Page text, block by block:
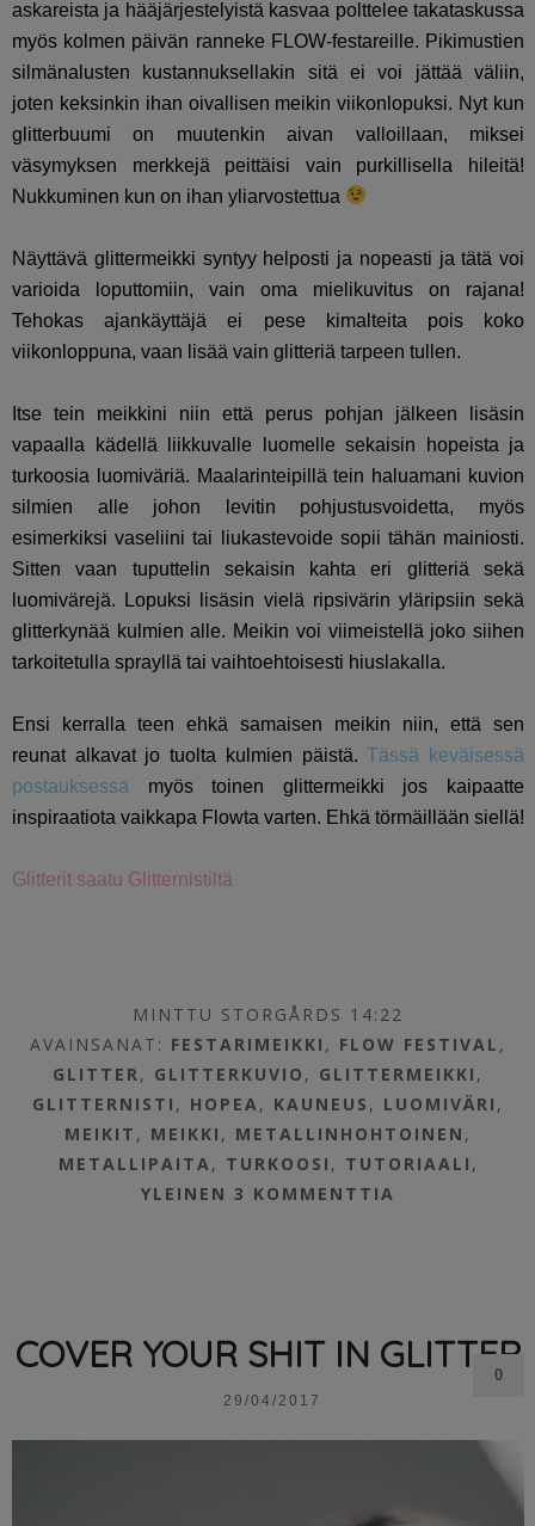
askareista ja hääjärjestelyistä kasvaa polttelee takataskussa
myös kolmen päivän ranneke FLOW-festareille. Pikimustien
silmänalusten kustannuksellakin sitä ei voi jättää väliin,
joten keksinkin ihan oivallisen meikin viikonlopuksi. Nyt kun
glitterbuumi on muutenkin aivan valloillaan, miksei
väsymyksen merkkejä peittäisi vain purkillisella hileitä!
Nukkuminen kun on ihan yliarvostettua
Näyttävä glittermeikki syntyy helposti ja nopeasti ja tätä voi
varioida loputtomiin, vain oma mielikuvitus on rajana!
Tehokas ajankäyttäjä ei pese kimalteita pois koko
viikonloppuna, vaan lisää vain glitteriä tarpeen tullen.
Itse tein meikkini niin että perus pohjan jälkeen lisäsin
vapaalla kädellä liikkuvalle luomelle sekaisin hopeista ja
turkoosia luomiväriä. Maalarinteipillä tein haluamani kuvion
silmien alle johon levitin pohjustusvoidetta, myös
esimerkiksi vaseliini tai liukastevoide sopii tähän mainiosti.
Sitten vaan tuputtelin sekaisin kahta eri glitteriä sekä
luomivärejä. Lopuksi lisäsin vielä ripsivärin yläripsiin sekä
glitterkynää kulmien alle. Meikin voi viimeistellä joko siihen
tarkoitetulla sprayllä tai vaihtoehtoisesti hiuslakalla.
Ensi kerralla teen ehkä samaisen meikin niin, että sen
reunat alkavat jo tuolta kulmien päistä.Tässä keväisessä
postauksessa myös toinen glittermeikki jos kaipaatte
inspiraatiota vaikkapa Flowta varten. Ehkä törmäillään siellä!
Glitterit saatu Glitternistiltä
MINTTU STORGÅRDS 14:22
AVAINSANAT: FESTARIMEIKKI , FLOW FESTIVAL ,
GLITTER , GLITTERKUVIO , GLITTERMEIKKI ,
GLITTERNISTI , HOPEA , KAUNEUS , LUOMIVÄRI ,
MEIKIT , MEIKKI , METALLINHOHTOINEN ,
METALLIPAITA , TURKOOSI , TUTORIAALI ,
YLEINEN 3 KOMMENTTIA
COVER YOUR SHIT IN GLITTER
29/04/2017
0